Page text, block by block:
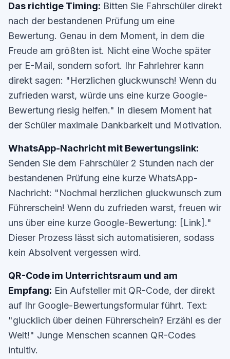
Das richtige Timing: Bitten Sie Fahrschüler direkt
nach der bestandenen Prüfung um eine
Bewertung. Genau in dem Moment, in dem die
Freude am größten ist. Nicht eine Woche später
per E-Mail, sondern sofort. Ihr Fahrlehrer kann
direkt sagen: "Herzlichen gluckwunsch! Wenn du
zufrieden warst, würde uns eine kurze Google-
Bewertung riesig helfen." In diesem Moment hat
der Schüler maximale Dankbarkeit und Motivation.
WhatsApp-Nachricht mit Bewertungslink:
Senden Sie dem Fahrschüler 2 Stunden nach der
bestandenen Prüfung eine kurze WhatsApp-
Nachricht: "Nochmal herzlichen gluckwunsch zum
Führerschein! Wenn du zufrieden warst, freuen wir
uns über eine kurze Google-Bewertung: [Link]."
Dieser Prozess lässt sich automatisieren, sodass
kein Absolvent vergessen wird.
QR-Code im Unterrichtsraum und am
Empfang: Ein Aufsteller mit QR-Code, der direkt
auf Ihr Google-Bewertungsformular führt. Text:
"glucklich über deinen Führerschein? Erzähl es der
Welt!" Junge Menschen scannen QR-Codes
intuitiv.